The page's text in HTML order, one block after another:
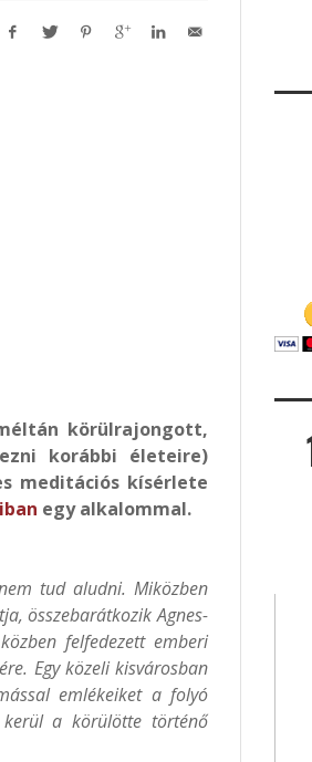
körülrajongott,
korábbi életeire)
meditációs kísérlete
egy alkalommal.
tud aludni. Miközben
összebarátkozik Agnes-
felfedezett emberi
Egy közeli kisvárosban
emlékeiket a folyó
kerül a körülötte történő